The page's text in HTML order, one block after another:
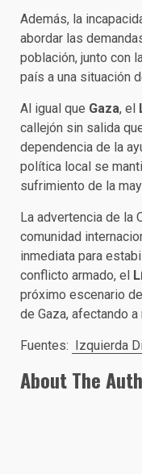
Además, la
abordar las
población, junto con
país a una situación
Al igual que Gaza, el
callejón sin salida
dependencia de la
política local se
sufrimiento de la
La advertencia de la
comunidad
inmediata para
conflicto armado, el
próximo escenario
de Gaza, afectando
Fuentes: Izquierda
About The